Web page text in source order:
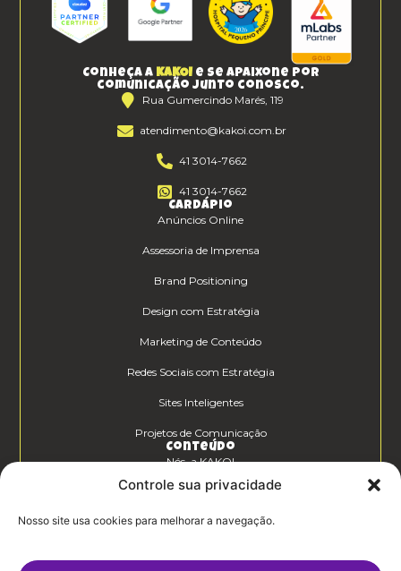
Controle sua privacidade
Nosso site usa cookies para melhorar a navegação.
Conheça a KAKOI e se apaixone por
comunicação junto conosco.
Rua Gumercindo Marés, 119
atendimento@kakoi.com.br
41 3014-7662
41 3014-7662
Cardápio
Anúncios Online
Assessoria de Imprensa
Brand Positioning
Design com Estratégia
Marketing de Conteúdo
Redes Sociais com Estratégia
Sites Inteligentes
Projetos de Comunicação
Conteúdo
Nós, a KAKOI
Diferenciais Clientes KAKOI
KAKOICast